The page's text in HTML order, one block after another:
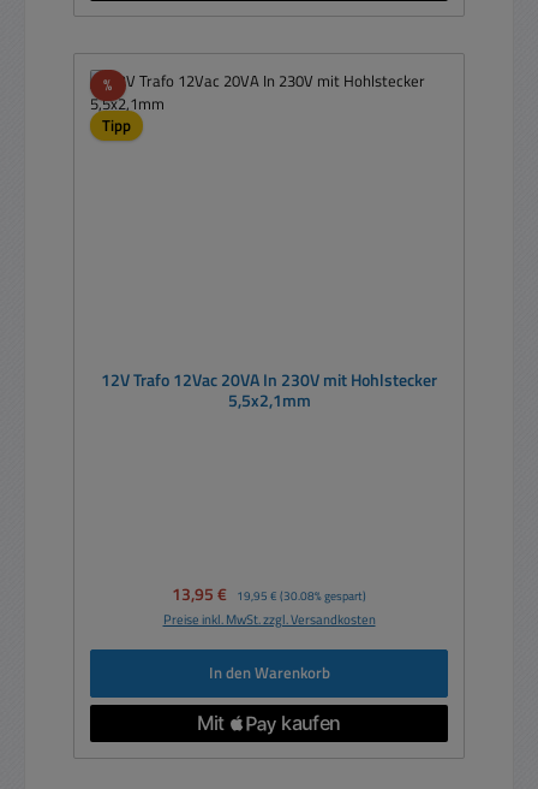
%Rabatt
Tipp
12V Trafo 12Vac 20VA In 230V mit Hohlstecker
5,5x2,1mm
Verkaufspreis:
13,95 € Regulärer Preis:
19,95 € (30.08% gespart)
Preise inkl. MwSt. zzgl. Versandkosten
In den Warenkorb